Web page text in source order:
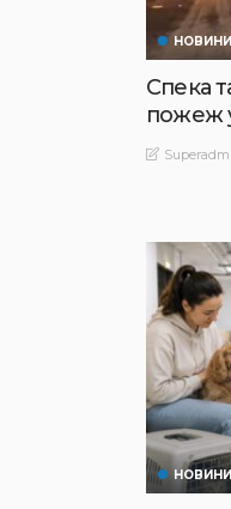
НОВИНИ
Спека
пожеж
НОВИНИ